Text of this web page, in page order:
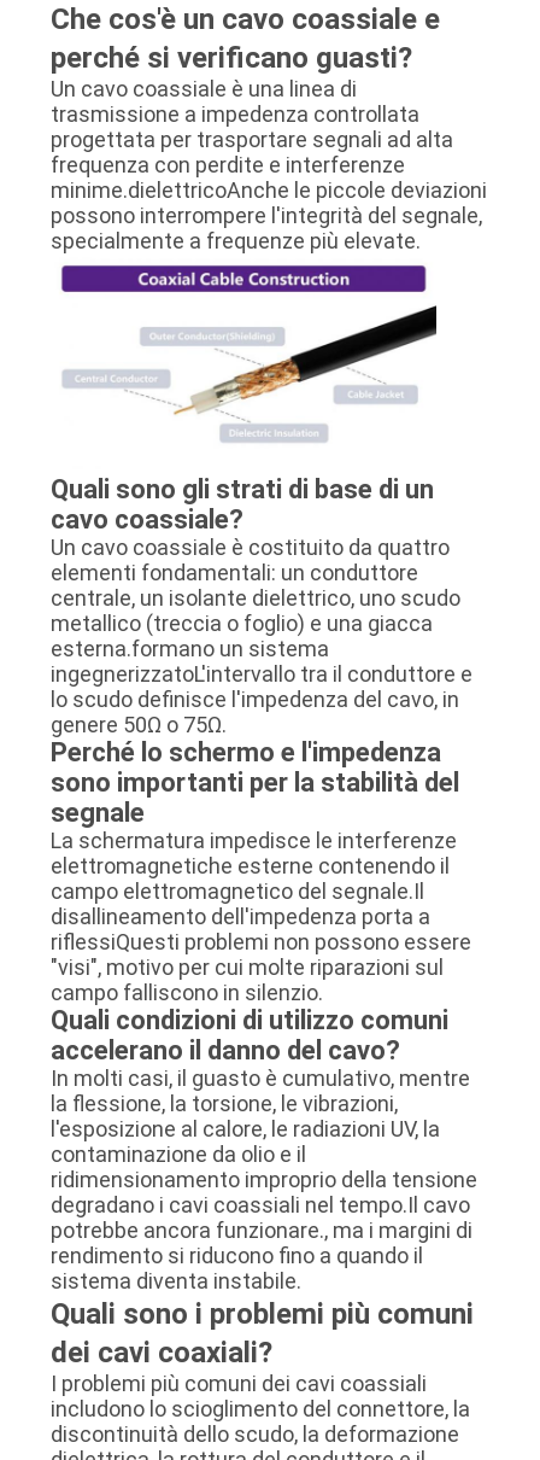
Che cos'è un cavo coassiale e
perché si verificano guasti?
Un cavo coassiale è una linea di
trasmissione a impedenza controllata
progettata per trasportare segnali ad alta
frequenza con perdite e interferenze
minime.dielettricoAnche le piccole deviazioni
possono interrompere l'integrità del segnale,
specialmente a frequenze più elevate.
Quali sono gli strati di base di un
cavo coassiale?
Un cavo coassiale è costituito da quattro
elementi fondamentali: un conduttore
centrale, un isolante dielettrico, uno scudo
metallico (treccia o foglio) e una giacca
esterna.formano un sistema
ingegnerizzatoL'intervallo tra il conduttore e
lo scudo definisce l'impedenza del cavo, in
genere 50Ω o 75Ω.
Perché lo schermo e l'impedenza
sono importanti per la stabilità del
segnale
La schermatura impedisce le interferenze
elettromagnetiche esterne contenendo il
campo elettromagnetico del segnale.Il
disallineamento dell'impedenza porta a
riflessiQuesti problemi non possono essere
"visi", motivo per cui molte riparazioni sul
campo falliscono in silenzio.
Quali condizioni di utilizzo comuni
accelerano il danno del cavo?
In molti casi, il guasto è cumulativo, mentre
la flessione, la torsione, le vibrazioni,
l'esposizione al calore, le radiazioni UV, la
contaminazione da olio e il
ridimensionamento improprio della tensione
degradano i cavi coassiali nel tempo.Il cavo
potrebbe ancora funzionare., ma i margini di
rendimento si riducono fino a quando il
sistema diventa instabile.
Quali sono i problemi più comuni
dei cavi coaxiali?
I problemi più comuni dei cavi coassiali
includono lo scioglimento del connettore, la
discontinuità dello scudo, la deformazione